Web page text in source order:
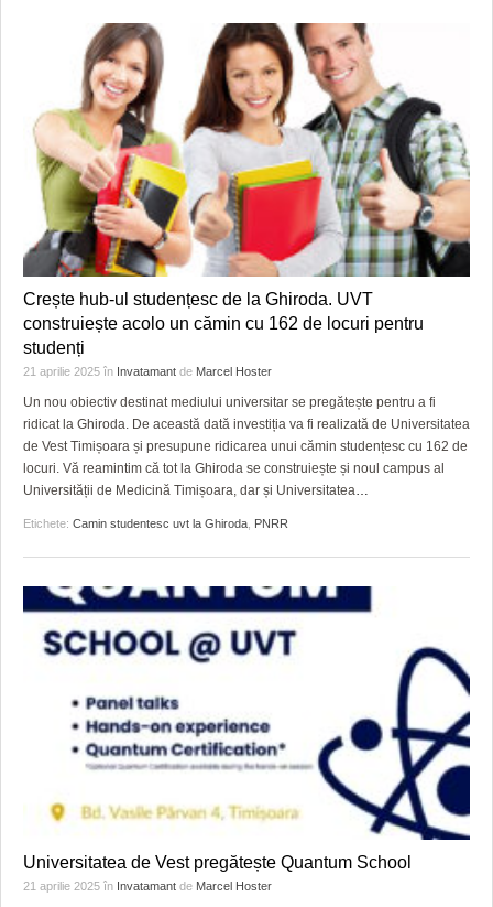
Crește hub-ul studențesc de la Ghiroda. UVT
construiește acolo un cămin cu 162 de locuri pentru
studenți
21 aprilie 2025 în Invatamant de Marcel Hoster
Un nou obiectiv destinat mediului universitar se pregătește pentru a fi
ridicat la Ghiroda. De această dată investiția va fi realizată de Universitatea
de Vest Timișoara și presupune ridicarea unui cămin studențesc cu 162 de
locuri. Vă reamintim că tot la Ghiroda se construiește și noul campus al
Universității de Medicină Timișoara, dar și Universitatea…
Etichete: Camin studentesc uvt la Ghiroda PNRR
Universitatea de Vest pregătește Quantum School
21 aprilie 2025 în Invatamant de Marcel Hoster